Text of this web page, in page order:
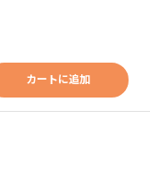
カートに追加